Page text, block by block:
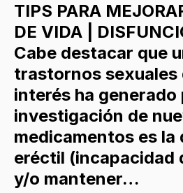
TIPS PARA
DE VIDA |
Cabe destacar que
trastornos sexuales
interés ha generado
investigación de
medicamentos es la
eréctil (incapacidad
y/o mantener…